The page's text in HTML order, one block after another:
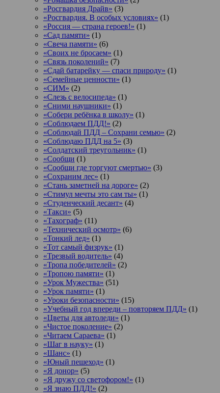
«Росгвардия Драйв» (3)
«Росгвардия. В особых условиях» (1)
«Россия — страна героев!» (1)
«Сад памяти» (1)
«Свеча памяти» (6)
«Своих не бросаем» (1)
«Связь поколений» (7)
«Сдай батарейку — спаси природу» (1)
«Семейные ценности» (1)
«СИМ» (2)
«Слезь с велосипеда» (1)
«Сними наушники» (1)
«Собери ребёнка в школу» (1)
«Соблюдаем ПДД!» (2)
«Соблюдай ПДД – Сохрани семью» (2)
«Соблюдаю ПДД на 5» (3)
«Солдатский треугольник» (1)
«Сообщи (1)
«Сообщи где торгуют смертью» (3)
«Сохраним лес» (1)
«Стань заметней на дороге» (2)
«Стимул мечты это сам ты» (1)
«Студенческий десант» (4)
«Такси» (5)
«Тахограф» (11)
«Технический осмотр» (6)
«Тонкий лед» (1)
«Тот самый физрук» (1)
«Трезвый водитель» (4)
«Тропа победителей» (2)
«Тропою памяти» (1)
«Урок Мужества» (51)
«Урок памяти» (1)
«Уроки безопасности» (15)
«Учебный год впереди – повторяем ПДД» (1)
«Цветы для автоледи» (1)
«Чистое поколение» (2)
«Читаем Сараева» (1)
«Шаг в науку» (1)
«Шанс» (1)
«Юный пешеход» (1)
«Я донор» (5)
«Я дружу со светофором!» (1)
«Я знаю ПДД!» (2)